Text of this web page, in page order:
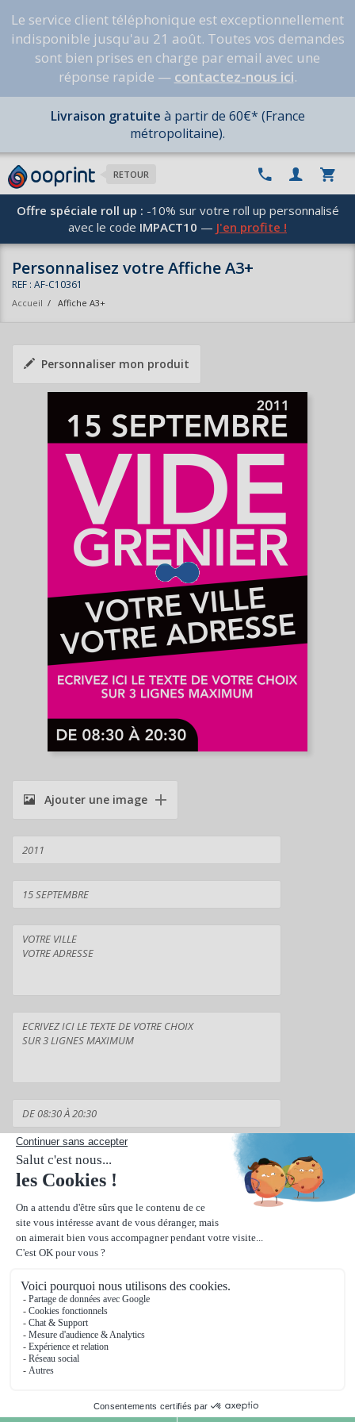
Le service client téléphonique est exceptionnellement
indisponible jusqu'au 21 août. Toutes vos demandes
sont bien prises en charge par email avec une
réponse rapide — contactez-nous ici.
Livraison gratuite à partir de 60€* (France
métropolitaine).
RETOUR
Offre spéciale roll up : -10% sur votre roll up personnalisé
avec le code IMPACT10 — J'en profite !
Personnalisez votre Affiche A3+
REF : AF-C10361
Accueil / Affiche A3+
Personnaliser mon produit
Ajouter une image
Suivant